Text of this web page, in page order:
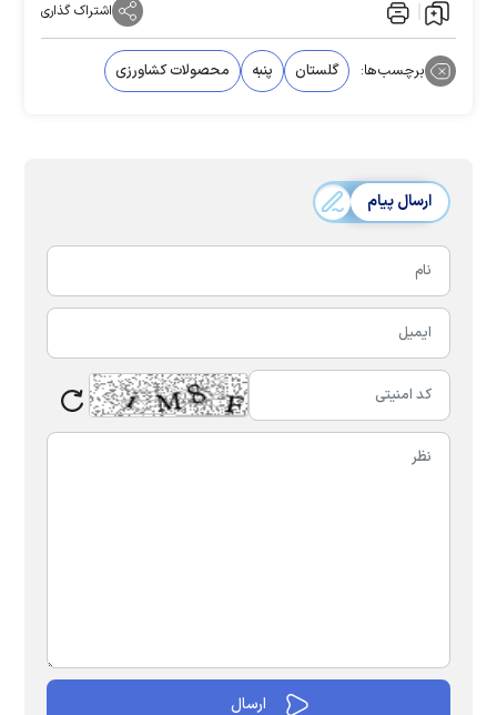
اشتراک گذاری
برچسب‌ها: گلستان پنبه محصولات کشاورزی
ارسال پیام